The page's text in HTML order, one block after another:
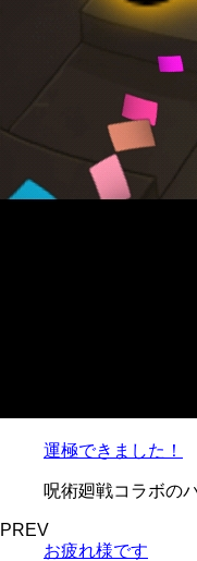
運極できました！
呪術廻戦コラボの
PREV
お疲れ様です